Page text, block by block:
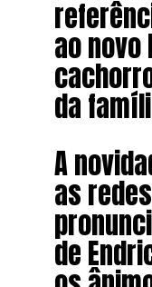
ao novo
da
A
as
de